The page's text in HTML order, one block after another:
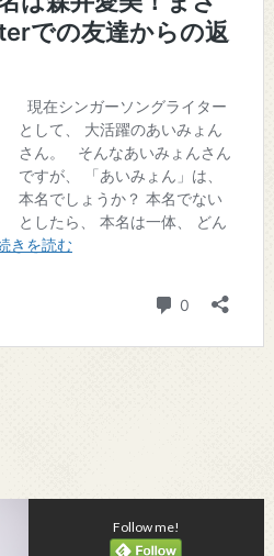
Follow me!